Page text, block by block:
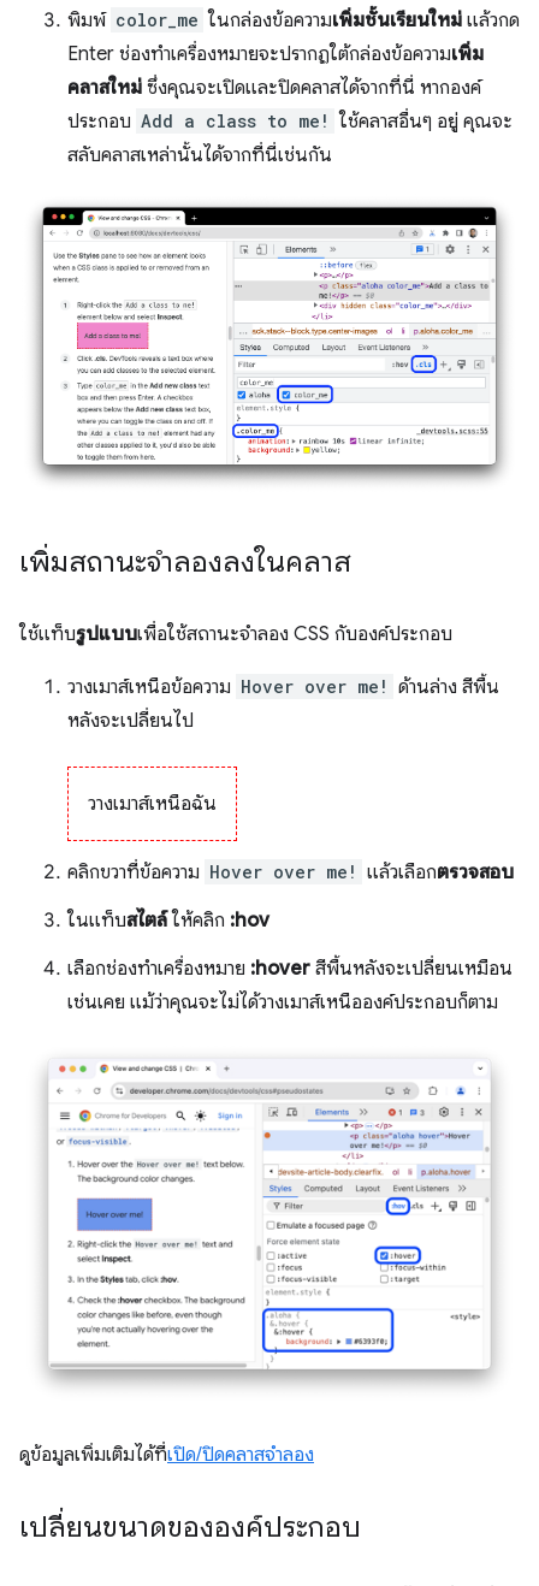
พิมพ์ color_me ในกล่องข้อความเพิ่มชั้นเรียนใหม่ แล้วกด
Enter ช่องทําเครื่องหมายจะปรากฏใต้กล่องข้อความเพิ่ม
คลาสใหม่ ซึ่งคุณจะเปิดและปิดคลาสได้จากที่นี่ หากองค์
ประกอบ Add a class to me! ใช้คลาสอื่นๆ อยู่ คุณจะ
สลับคลาสเหล่านั้นได้จากที่นี่เช่นกัน
เพิ่มสถานะจำลองลงในคลาส
ใช้แท็บรูปแบบเพื่อใช้สถานะจำลอง CSS กับองค์ประกอบ
วางเมาส์เหนือข้อความ Hover over me! ด้านล่าง สีพื้น
หลังจะเปลี่ยนไป
วางเมาส์เหนือฉัน
คลิกขวาที่ข้อความ Hover over me! แล้วเลือกตรวจสอบ
ในแท็บสไตล์ให้คลิก :hov
เลือกช่องทำเครื่องหมาย :hover สีพื้นหลังจะเปลี่ยนเหมือน
เช่นเคย แม้ว่าคุณจะไม่ได้วางเมาส์เหนือองค์ประกอบก็ตาม
ดูข้อมูลเพิ่มเติมได้ที่เปิด/ปิดคลาสจำลอง
เปลี่ยนขนาดขององค์ประกอบ